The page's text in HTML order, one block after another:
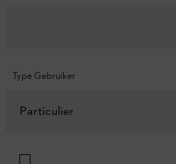
Type Gebruiker
Particulier